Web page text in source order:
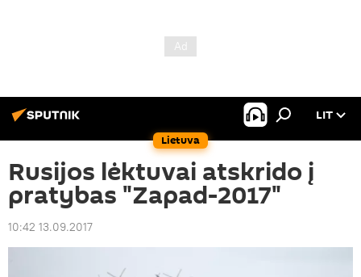
Lietuva
LIT
Rusijos lėktuvai atskrido į
pratybas "Zapad-2017"
10:42 13.09.2017